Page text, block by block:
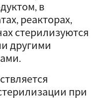
в
реакторах,
стерилизуются
другими
при